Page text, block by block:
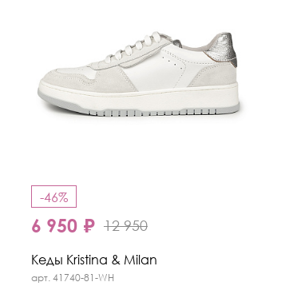
-46%
6 950 ₽ 12 950
Кеды Kristina & Milan
арт. 41740-81-WH